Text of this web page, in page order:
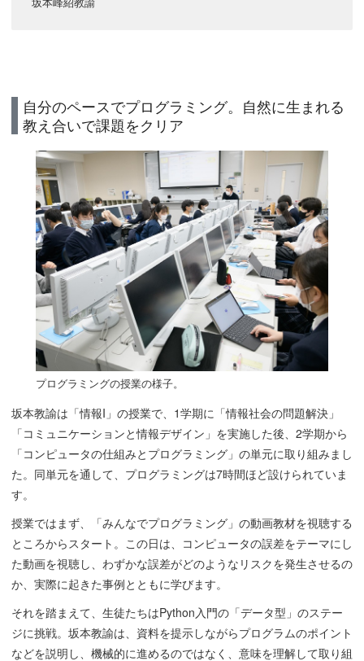
自分のペースでプログラミング。自然に生まれる
教え合いで課題をクリア
プログラミングの授業の様子。
坂本教諭は「情報I」の授業で、1学期に「情報社会の問題解決」
「コミュニケーションと情報デザイン」を実施した後、2学期から
「コンピュータの仕組みとプログラミング」の単元に取り組みまし
た。同単元を通して、プログラミングは7時間ほど設けられていま
す。
授業ではまず、「みんなでプログラミング」の動画教材を視聴する
ところからスタート。この日は、コンピュータの誤差をテーマにし
た動画を視聴し、わずかな誤差がどのようなリスクを発生させるの
か、実際に起きた事例とともに学びます。
それを踏まえて、生徒たちはPython入門の「データ型」のステー
ジに挑戦。坂本教諭は、資料を提示しながらプログラムのポイント
などを説明し、機械的に進めるのではなく、意味を理解して取り組